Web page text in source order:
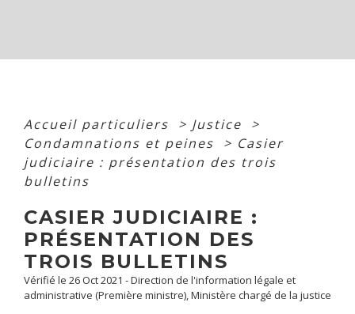
Accueil particuliers > Justice
>
Condamnations et peines
> Casier
judiciaire : présentation des trois
bulletins
CASIER JUDICIAIRE :
PRÉSENTATION DES
TROIS BULLETINS
Vérifié le 26 Oct 2021 - Direction de l'information légale et
administrative (Première ministre), Ministère chargé de la justice